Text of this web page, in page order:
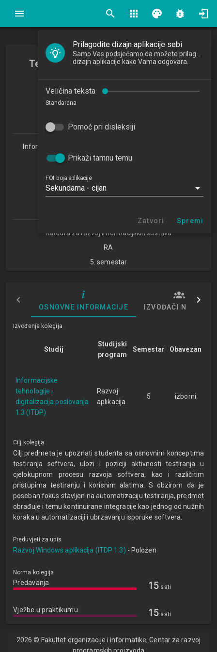
search apps palette bug_report
Testiranje i kontinuirana integracija
Testing and Continuous Integration
2025/2026
Informacijske tehnologije i digitalizacija poslovanja 1.3
(ITDP)
Studijski centar Varaždin
Studijski centar Sisak
Studijski centar Zabok
Katedra za razvoj informacijskih sustava
RA
5. semestar
OSNOVNE INFORMACIJE IZVOĐAČI NASTAVE
Izvođenje kolegija
Studij
Studijski
program
Semestar Obavezan
Informacijske
tehnologije i
digitalizacija poslovanja
1.3 (ITDP)
Razvoj
aplikacija
5 izborni
Cilj kolegija
Cilj predmeta je upoznati studenta sa osnovnim konceptima
testiranja softvera, ulozi i poziciji aktivnosti testiranja u
cjelokupnom procesu razvoja softvera, kao i različitim
pristupima testiranju i korisnim alatima. S obzirom da je
poseban fokus stavljen na automatizaciju testiranja, predmet
obrađuje i temu kontinuirane integracije kao jednog od nužnih
koraka u automatizaciji i ubrzavanju isporuke softvera.
Preduvjeti za upis
Razvoj Windows aplikacija (ITDP 1.3) - Položen
Norma kolegija
Predavanja 15 sati
Vježbe u praktikumu 15 sati
2026 © Fakultet organizacije i informatike, Centar za razvoj
Prilagodite dizajn aplikacije sebi
dizajn aplikacije kako Vama odgovara.
Veličina teksta
Standardna
Pomoć pri disleksiji
Prikaži tamnu temu
FOI boja aplikacije
Sekundarna - cijan
Zatvori Spremi